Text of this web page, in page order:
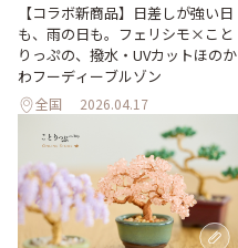
【コラボ新商品】日差しが強い日
も、雨の日も。フェリシモ×こと
りっぷの、撥水・UVカットほのか
わフーディーブルゾン
全国 2026.04.17